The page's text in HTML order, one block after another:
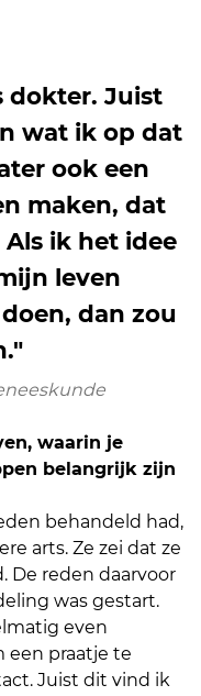
dokter. Juist
wat ik op dat
ook een
maken, dat
ik het idee
leven
dan zou
waarin je
belangrijk zijn
behandeld had,
arts. Ze zei dat ze
De reden daarvoor
was gestart.
even
een praatje te
Juist dit vind ik